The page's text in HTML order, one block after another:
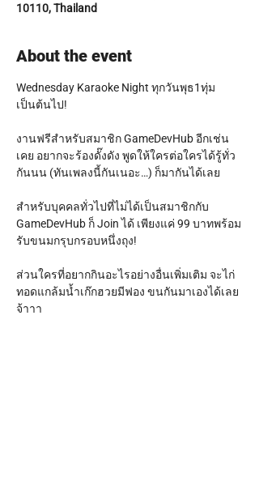
10110, Thailand
About the event
Wednesday Karaoke Night ทุกวันพุธ1ทุ่ม
เป็นต้นไป!
งานฟรีสำหรับสมาชิก GameDevHub อีกเช่น
เคย อยากจะร้องดั๊งดัง พูดให้ใครต่อใครได้รู้ทั่ว
กันนน (ทันเพลงนี้กันเนอะ…) ก็มากันได้เลย
สำหรับบุคคลทั่วไปที่ไม่ได้เป็นสมาชิกกับ
GameDevHub ก็ Join ได้ เพียงแค่ 99 บาทพร้อม
รับขนมกรุบกรอบหนึ่งถุง!
ส่วนใครที่อยากกินอะไรอย่างอื่นเพิ่มเติม จะไก่
ทอดแกล้มน้ำเก๊กฮวยมีฟอง ขนกันมาเองได้เลย
จ้าาา